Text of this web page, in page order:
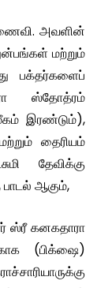
அவளின்
மற்றும்
பக்தர்களைப்
ஸ்தோத்ரம்
இரண்டும்),
தைரியம்
தேவிக்கு
ஆகும்,
ஸ்ரீ கனகதாரா
(பிக்ஷை)